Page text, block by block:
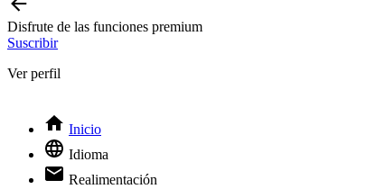
Disfrute de las funciones premium
Suscribir
Ver perfil
Inicio
Idioma
Realimentación